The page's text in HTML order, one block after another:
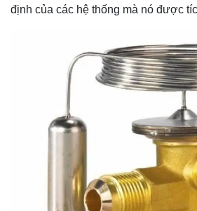
định của các hệ thống mà nó được